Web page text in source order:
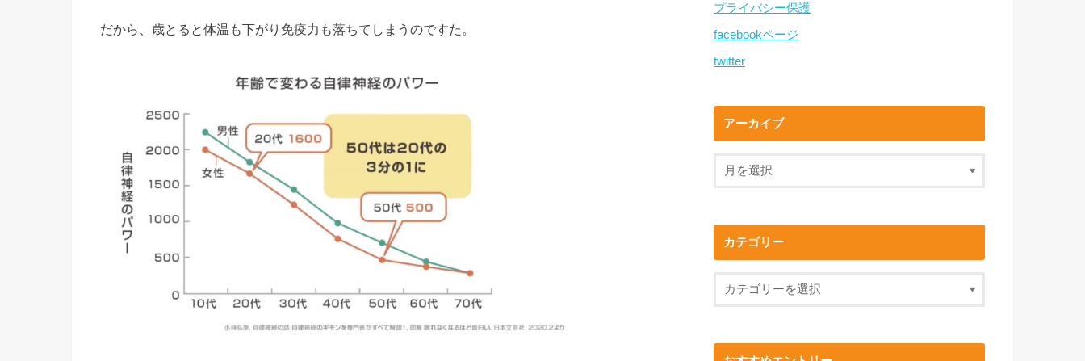
だから、歳とると体温も下がり免疫力も落ちてしまうのですた。
プライバシー保護
facebookページ
twitter
アーカイブ
カテゴリー